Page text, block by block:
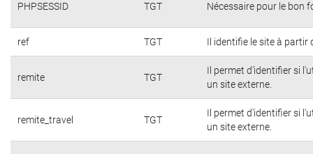
PHPSESSID TGT Nécessaire pour le bon
ref TGT Il identifie le site à partir
remite TGT
Il permet d'identifier si
un site externe.
remite_travel TGT
Il permet d'identifier si
un site externe.